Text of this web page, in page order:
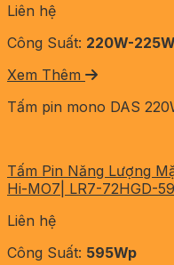
Liên hệ
Công Suất: 220W-225W
Xem Thêm
Tấm pin mono DAS
Tấm Pin Năng Lượng
Hi-MO7| LR7-72HGD-
Liên hệ
Công Suất: 595Wp